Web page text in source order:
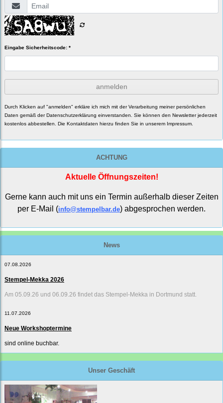
Eingabe Sicherheitscode: *
anmelden
Durch Klicken auf "anmelden" erkläre ich mich mit der Verarbeitung meiner persönlichen
Daten gemäß der Datenschutzerklärung einverstanden. Sie können den Newsletter jederzeit
kostenlos abbestellen. Die Kontaktdaten hierzu finden Sie in unserem Impressum.
ACHTUNG
Aktuelle Öffnungszeiten!
Gerne kann auch mit uns ein Termin außerhalb dieser Zeiten
per E-Mail (info@stempelbar.de) abgesprochen werden.
News
07.08.2026
Stempel-Mekka 2026
Am 05.09.26 und 06.09.26 findet das Stempel-Mekka in Dortmund statt.
11.07.2026
Neue Workshoptermine
sind online buchbar.
Unser Geschäft